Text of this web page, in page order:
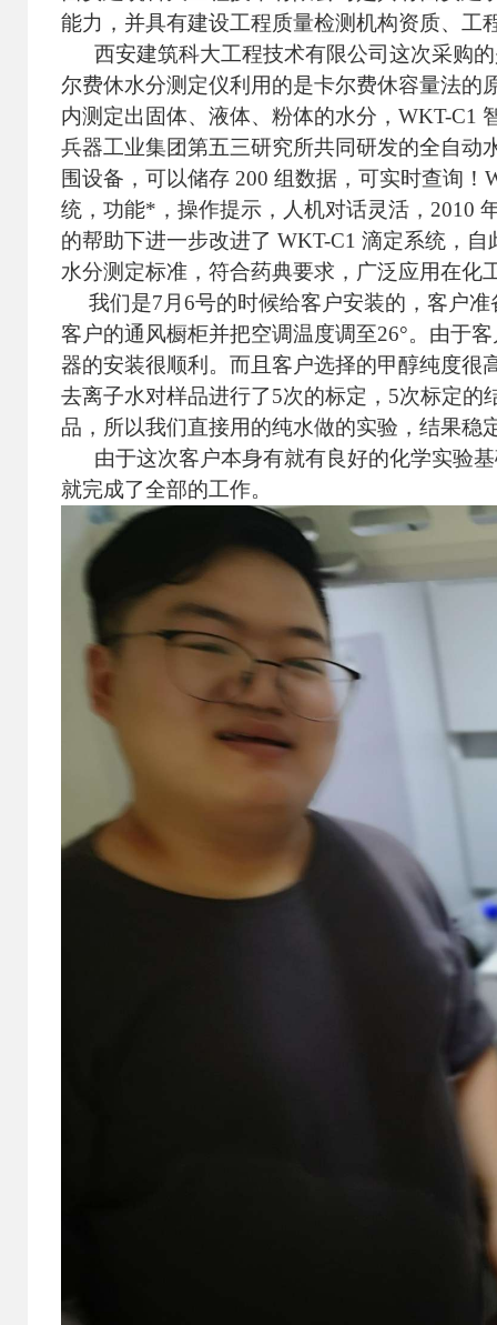
能力，并具有建设工程质量检测机构资质、工
西安建筑科大工程技术有限公司这次采购
尔费休水分测定仪利用的是卡尔费休容量法
内测定出固体、液体、粉体的水分， WKT-C1
兵器工业集团第五三研究所共同研发的全自动
围设备，可以储存 200 组数据，可实时查询！
统，功能*，操作提示，人机对话灵活， 2010
的帮助下进一步改进了 WKT-C1 滴定系统，自
水分测定标准，符合药典要求，广泛应用在
我们是7 月 6号的时候给客户安装的，客户
客户的通风橱柜并把空调温度调至26°。由于
器的安装很顺利。而且客户选择的甲醇纯度很
去离子水对样品进行了5次的标定， 5次标定的
品，所以我们直接用的纯水做的实验，结果稳
由于这次客户本身有就有良好的化学实验基
就完成了全部的工作。